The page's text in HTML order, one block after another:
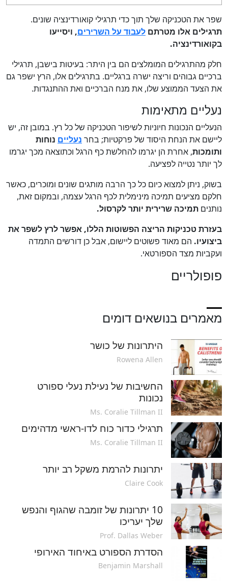
שפר את הטכניקה שלך תוך כדי תרגילי קואורדינציה שונים.
תרגילים אלו מטרתם לעבוד על השרירים, ויסייעו
בקואורדינציה.
חלק מהתרגילים המומלצים הם בין היתר: בעיטות בישבן, תרגילי
ברכיים גבוהים וריצה ישרה ברגליים. בתרגילים אלו, הרץ ישפר גם
את הצעד הממוצע שלו, את מנח הברכיים ואת ההתנגדות.
נעליים מתאימות
הנעליים הנכונות חיוניות לשיפור הטכניקה של כל רץ. במובן זה, יש
ליישם את הנחת היסוד של פרקטיות; בחר נעליים נוחות
ותומכות, אחרת הן יגרמו להחלשת כף הרגל וכתוצאה מכך יגרמו
לך יותר נטייה לפציעה.
בשוק, ניתן למצוא כיום כל כך הרבה מותגים שונים ומוכרים, כאשר
חלקם מציעים תמיכה מינימלית לכף הרגל עצמה, ובמקום זאת,
נותנים תמיכה שרירית יותר לקרסול.
בעזרת טכניקות הריצה הפשוטות הללו, אפשר לרץ לשפר את
ביצועיו. הם מאוד פשוטים ליישום, אבל כן דורשים התמדה
ועקביות מצד הספורטאי.
פופולריים
מאמרים בנושאים דומים
היתרונות של כושר
Rowena Allen
החשיבות של נעילת נעלי ספורט
נכונות
Ms. Coralie Tillman II
תרגילי כדור כוח לדו-ראשי מדהימים
Ms. Coralie Tillman II
יתרונות להרמת משקל רב יותר
Claire Cook
10 יתרונות של זומבה שהגוף והנפש
שלך יעריכו
Prof. Dallas Weber
הסדרת הספורט באיחוד האירופי
Benjamin Marshall